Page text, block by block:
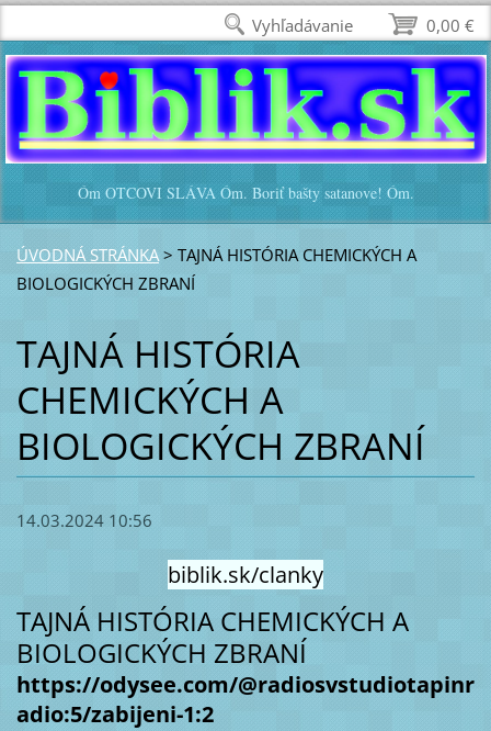
Óm OTCOVI SLÁVA Óm. Boriť bašty satanove! Óm.
ÚVODNÁ STRÁNKA > TAJNÁ HISTÓRIA CHEMICKÝCH A
BIOLOGICKÝCH ZBRANÍ
TAJNÁ HISTÓRIA
CHEMICKÝCH A
BIOLOGICKÝCH ZBRANÍ
14.03.2024 10:56
biblik.sk/clanky
TAJNÁ HISTÓRIA CHEMICKÝCH A
BIOLOGICKÝCH ZBRANÍ
https://odysee.com/@radiosvstudiotapinr
adio:5/zabijeni-1:2
0,00 €
Vyhľadávanie